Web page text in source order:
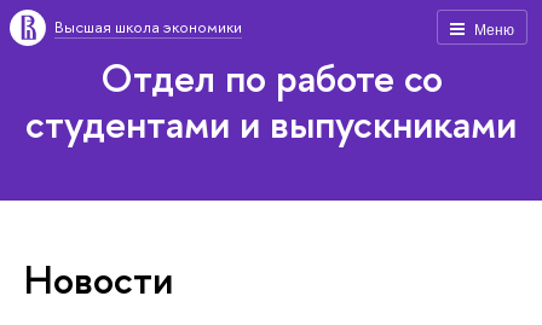
Меню
Высшая школа экономики
Отдел по работе со
студентами и выпускниками
Новости